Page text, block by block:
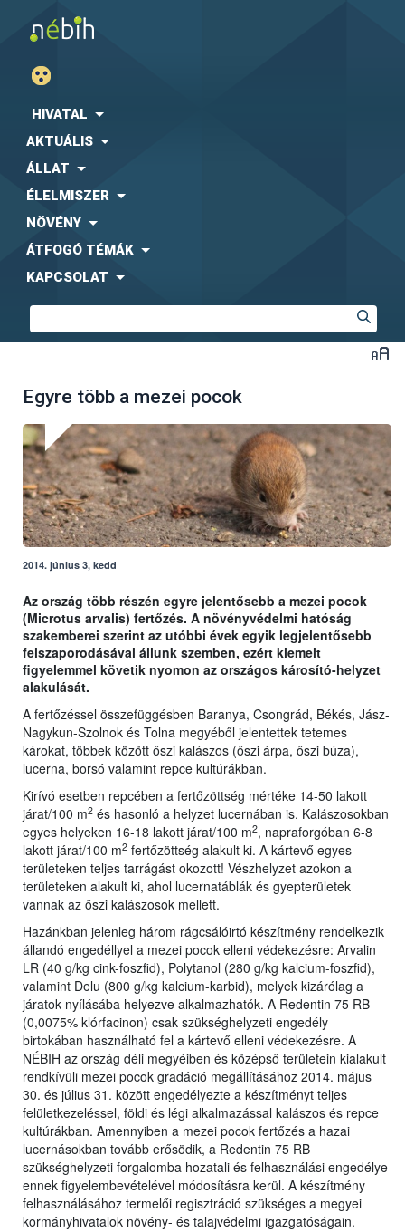
HIVATAL
AKTUÁLIS
ÁLLAT
ÉLELMISZER
NÖVÉNY
ÁTFOGÓ TÉMÁK
KAPCSOLAT
Egyre több a mezei pocok
2014. június 3, kedd
Az ország több részén egyre jelentősebb a mezei pocok
(Microtus arvalis) fertőzés. A növényvédelmi hatóság
szakemberei szerint az utóbbi évek egyik legjelentősebb
felszaporodásával állunk szemben, ezért kiemelt
figyelemmel követik nyomon az országos károsító-helyzet
alakulását.
A fertőzéssel összefüggésben Baranya, Csongrád, Békés, Jász-
Nagykun-Szolnok és Tolna megyéből jelentettek tetemes
károkat, többek között őszi kalászos (őszi árpa, őszi búza),
lucerna, borsó valamint repce kultúrákban.
Kirívó esetben repcében a fertőzöttség mértéke 14-50 lakott
járat/100 m2 és hasonló a helyzet lucernában is. Kalászosokban
egyes helyeken 16-18 lakott járat/100 m2, napraforgóban 6-8
lakott járat/100 m2 fertőzöttség alakult ki. A kártevő egyes
területeken teljes tarrágást okozott! Vészhelyzet azokon a
területeken alakult ki, ahol lucernatáblák és gyepterületek
vannak az őszi kalászosok mellett.
Hazánkban jelenleg három rágcsálóirtó készítmény rendelkezik
állandó engedéllyel a mezei pocok elleni védekezésre: Arvalin
LR (40 g/kg cink-foszfid), Polytanol (280 g/kg kalcium-foszfid),
valamint Delu (800 g/kg kalcium-karbid), melyek kizárólag a
járatok nyílásába helyezve alkalmazhatók. A Redentin 75 RB
(0,0075% klórfacinon) csak szükséghelyzeti engedély
birtokában használható fel a kártevő elleni védekezésre. A
NÉBIH az ország déli megyéiben és középső területein kialakult
rendkívüli mezei pocok gradáció megállításához 2014. május
30. és július 31. között engedélyezte a készítményt teljes
felületkezeléssel, földi és légi alkalmazással kalászos és repce
kultúrákban. Amennyiben a mezei pocok fertőzés a hazai
lucernásokban tovább erősödik, a Redentin 75 RB
szükséghelyzeti forgalomba hozatali és felhasználási engedélye
ennek figyelembevételével módosításra kerül. A készítmény
felhasználásához termelői regisztráció szükséges a megyei
kormányhivatalok növény- és talajvédelmi igazgatóságain.